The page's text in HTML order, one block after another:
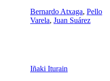
Bernardo Atxaga, Pello
Varela, Juan Suárez
Iñaki Iturain